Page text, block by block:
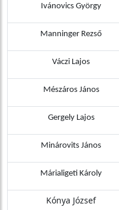
Ivánovics György
Manninger Rezső
Váczi Lajos
Mészáros János
Gergely Lajos
Minárovits János
Márialigeti Károly
Kónya József